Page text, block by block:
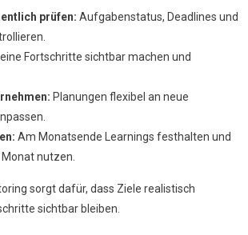
prüfen: Aufgabenstatus, Deadlines und
Fortschritte sichtbar machen und
Planungen flexibel an neue
Am Monatsende Learnings festhalten und
nutzen.
sorgt dafür, dass Ziele realistisch
sichtbar bleiben.